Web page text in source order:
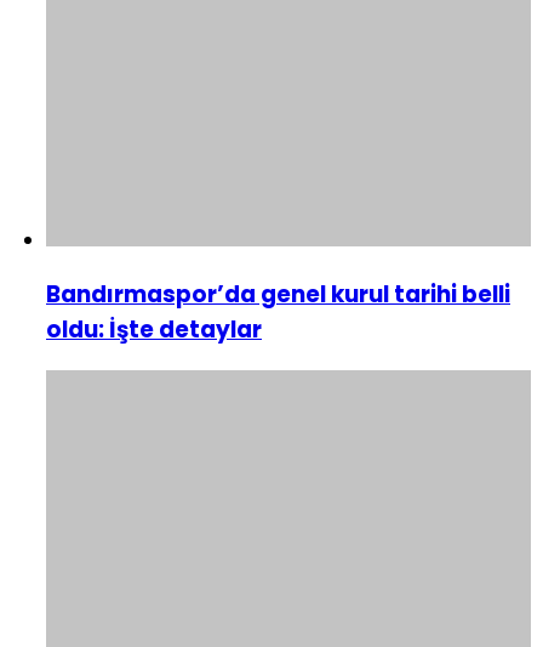
Bandırmaspor’da genel kurul tarihi belli
oldu: İşte detaylar